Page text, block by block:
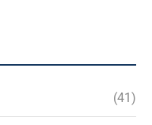
(41)